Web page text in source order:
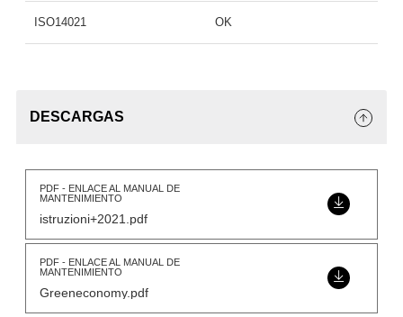
ISO14021 OK
DESCARGAS
PDF - ENLACE AL MANUAL DE
MANTENIMIENTO
istruzioni+2021.pdf
PDF - ENLACE AL MANUAL DE
MANTENIMIENTO
Greeneconomy.pdf